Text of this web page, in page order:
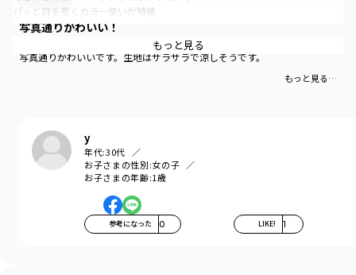
写真通りかわいい！
写真通りかわいいです。生地はサラサラで涼しそうです。
もっと見る…
y
年代:30代
お子さまの性別:女の子
お子さまの年齢:1歳
参考になった 0 LIKE! 1
パッと目を惹くカラー使いが特徴
ギャザー入りのふんわりとした袖のシルエットが、
女の子らしい可愛さをプラスしてくれます
【おそろいシリーズ商品一覧】
ベビー男児：01-5239-317 【おそろい】ブロックチェック半袖カバーオー
キッズ男児：11-5209-425 【おそろい】ブロックチェック半袖シャツ
キッズ女児：12-5214-189 【おそろい】ブロックチェックチュニック
キッズ女児：12-5237-195 【おそろい】ブロックチェックワンピース
もっと見る